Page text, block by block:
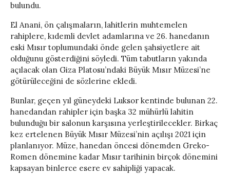
bulundu.
El Anani, ön çalışmaların, lahitlerin muhtemelen
rahiplere, kıdemli devlet adamlarına ve 26. hanedanın
eski Mısır toplumundaki önde gelen şahsiyetlere ait
olduğunu gösterdiğini söyledi. Tüm tabutların yakında
açılacak olan Giza Platosu’ndaki Büyük Mısır Müzesi’ne
götürüleceğini de sözlerine ekledi.
Bunlar, geçen yıl güneydeki Luksor kentinde bulunan 22.
hanedandan rahipler için başka 32 mühürlü lahitin
bulunduğu bir salonun karşısına yerleştirilecekler. Birkaç
kez ertelenen Büyük Mısır Müzesi’nin açılışı 2021 için
planlanıyor. Müze, hanedan öncesi dönemden Greko-
Romen dönemine kadar Mısır tarihinin birçok dönemini
kapsayan binlerce esere ev sahipliği yapacak.